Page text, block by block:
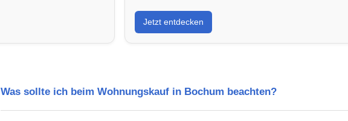
Jetzt entdecken
Was sollte ich beim Wohnungskauf in Bochum beachten?